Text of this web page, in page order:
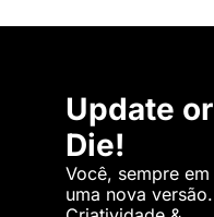
Update or
Die!
Você, sempre em
uma nova versão.